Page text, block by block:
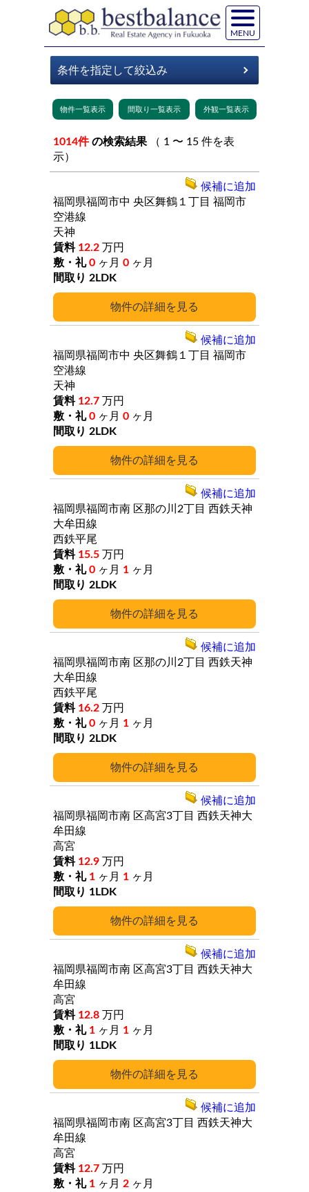
MENU
1014件 の検索結果
示）
詳細
福岡県福岡市中 央区舞鶴１丁目 福岡市
空港線
天神
12.2 万円
0 ヶ月 0 ヶ月
2LDK
候補に追加
詳細
福岡県福岡市中 央区舞鶴１丁目 福岡市
空港線
天神
12.7 万円
0 ヶ月 0 ヶ月
2LDK
候補に追加
詳細
福岡県福岡市南 区那の川2丁目 西鉄天神
大牟田線
西鉄平尾
15.5 万円
0 ヶ月 1 ヶ月
2LDK
候補に追加
詳細
福岡県福岡市南 区那の川2丁目 西鉄天神
大牟田線
西鉄平尾
16.2 万円
0 ヶ月 1 ヶ月
2LDK
候補に追加
詳細
福岡県福岡市南 区高宮3丁目 西鉄天神大
牟田線
高宮
12.9 万円
1 ヶ月 1 ヶ月
1LDK
候補に追加
詳細
福岡県福岡市南 区高宮3丁目 西鉄天神大
牟田線
高宮
12.8 万円
1 ヶ月 1 ヶ月
1LDK
候補に追加
福岡県福岡市南 区高宮3丁目 西鉄天神大
牟田線
高宮
12.7 万円
1 ヶ月 2 ヶ月
候補に追加